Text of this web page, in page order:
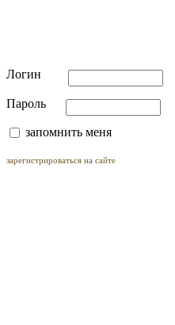
Логин
Пароль
запомнить меня
зарегистрироваться на сайте